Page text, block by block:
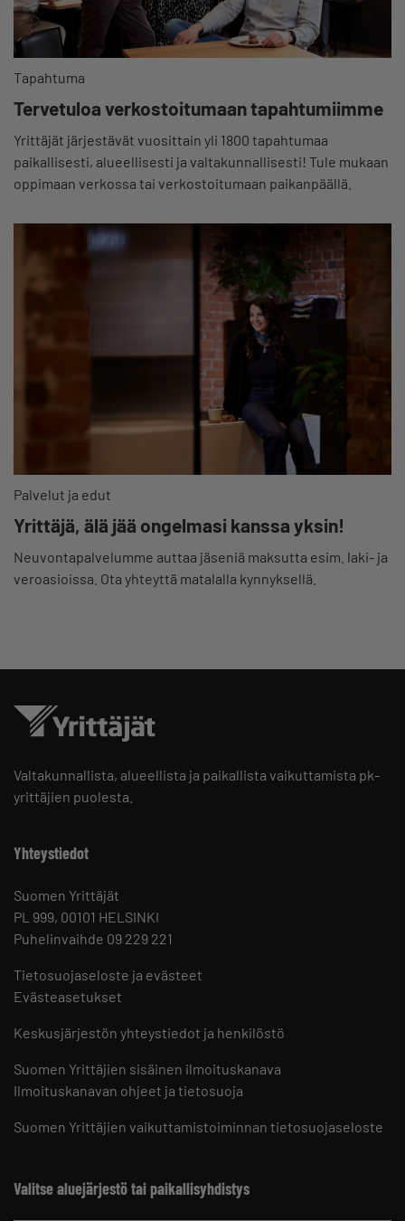
Tapahtuma
Tervetuloa verkostoitumaan tapahtumiimme
Yrittäjät järjestävät vuosittain yli 1800 tapahtumaa
paikallisesti, alueellisesti ja valtakunnallisesti! Tule mukaan
oppimaan verkossa tai verkostoitumaan paikanpäällä.
Palvelut ja edut
Yrittäjä, älä jää ongelmasi kanssa yksin!
Neuvontapalvelumme auttaa jäseniä maksutta esim. laki- ja
veroasioissa. Ota yhteyttä matalalla kynnyksellä.
Valtakunnallista, alueellista ja paikallista vaikuttamista pk-
yrittäjien puolesta.
Yhteystiedot
Suomen Yrittäjät
PL 999, 00101 HELSINKI
Puhelinvaihde 09 229 221
Tietosuojaseloste ja evästeet
Evästeasetukset
Keskusjärjestön yhteystiedot ja henkilöstö
Suomen Yrittäjien sisäinen ilmoituskanava
Ilmoituskanavan ohjeet ja tietosuoja
Suomen Yrittäjien vaikuttamistoiminnan tietosuojaseloste
Valitse aluejärjestö tai paikallisyhdistys